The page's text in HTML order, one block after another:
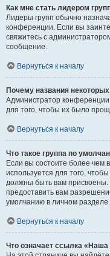
Как мне стать лидером
Лидеры групп обычно
конференции. Если вы
свяжитесь с
сообщение.
Вернуться к началу
Почему названия
Администратор конференции
для того, чтобы их было
Вернуться к началу
Что такое группа по
Если вы состоите более чем
используется для того,
должны быть вам
предоставить вам
умолчанию в личном разделе.
Вернуться к началу
Что означает ссылка